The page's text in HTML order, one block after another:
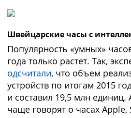
Швейцарские часы с
Популярность «умных»
года только растет. Так,
одсчитали, что объем
устройств по итогам 2015
и составил 19,5 млн единиц.
чаще говорят о часах Apple,